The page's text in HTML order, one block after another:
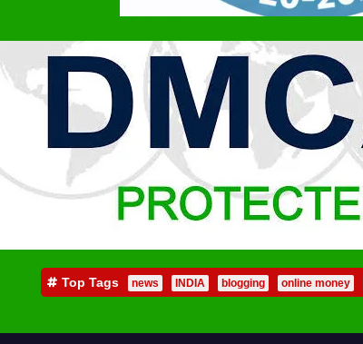
Top Tags news INDIA blogging online money